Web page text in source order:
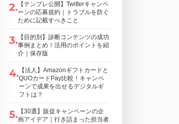
2. 【テンプレ公開】Twitterキャンペ
ーンの応募規約｜トラブルを防ぐ
ために記載すべきこと
3. 【目的別】診断コンテンツの成功
事例まとめ！活用のポイントを紹
介｜保存版
4. 【法人】Amazonギフトカードと
QUOカードPay比較！キャンペ
ーンで成果を出せるデジタルギ
フトは？
5. 【30選】販促キャンペーンの企
画アイデア｜行き詰まった担当者